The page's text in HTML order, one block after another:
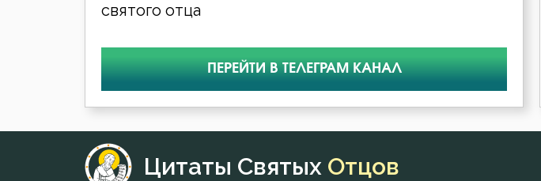
Игнатий Антиохийский
Игнатий Брянчанинов
святого отца
ПЕРЕЙТИ В ТЕЛЕГРАМ КАНАЛ
Цитаты Святых Отцов